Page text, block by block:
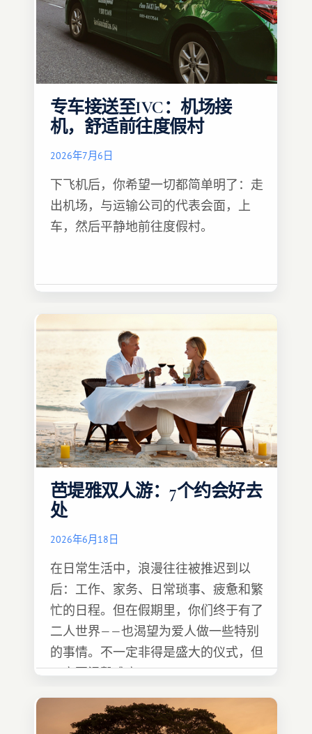
专车接送至IVC：机场接
机，舒适前往度假村
2026年7月6日
下飞机后，你希望一切都简单明了：走
出机场，与运输公司的代表会面，上
车，然后平静地前往度假村。
芭堤雅双人游：7个约会好去
处
2026年6月18日
在日常生活中，浪漫往往被推迟到以
后：工作、家务、日常琐事、疲惫和繁
忙的日程。但在假期里，你们终于有了
二人世界——也渴望为爱人做一些特别
的事情。不一定非得是盛大的仪式，但
一定要温馨难忘 :)